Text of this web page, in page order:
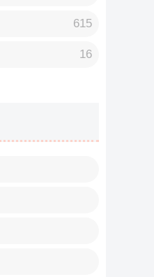
615
16